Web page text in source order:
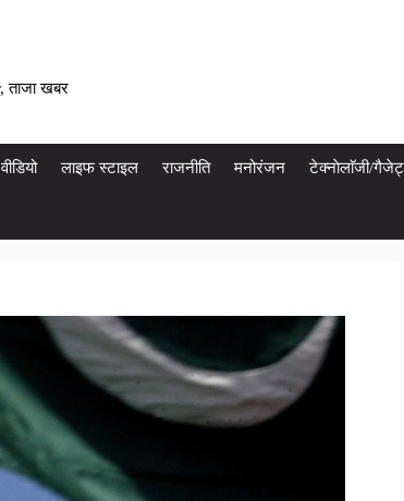
ताजा खबर
लाइफ स्टाइल राजनीति मनोरंजन टेक्नाेलाॅजी/